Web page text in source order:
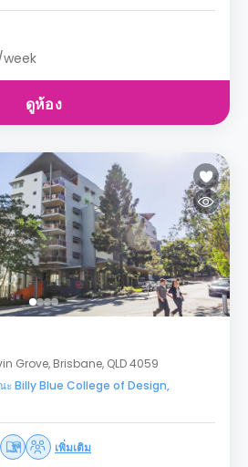
ดูห้อง
Grove, Brisbane, QLD 4059
ะ Billy Blue College of Design,
เพิ่มเติม